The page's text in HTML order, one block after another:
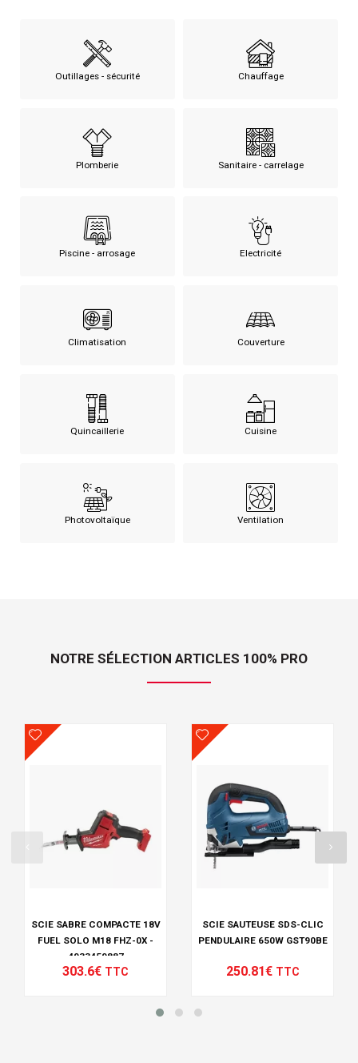
Outillages - sécurité Chauffage
Plomberie Sanitaire - carrelage
Piscine - arrosage Electricité
Climatisation Couverture
Quincaillerie Cuisine
Photovoltaïque Ventilation
NOTRE SÉLECTION ARTICLES 100% PRO
SCIE SABRE COMPACTE 18V
FUEL SOLO M18 FHZ-0X -
4933459887
303.6€ TTC
SCIE SAUTEUSE SDS-CLIC
PENDULAIRE 650W GST90BE
250.81€ TTC